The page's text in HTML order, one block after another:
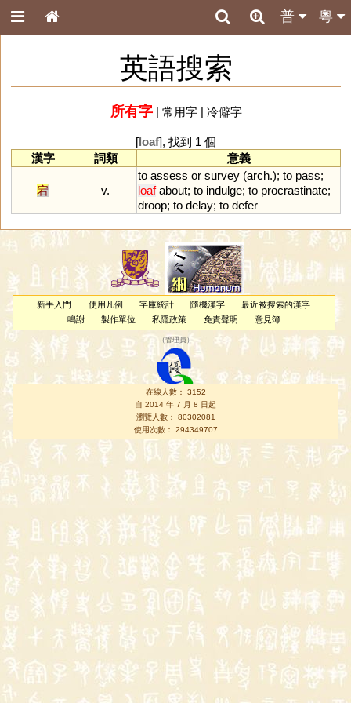
粵
普
英語搜索
所有字| 常用字| 冷僻字
[loaf], 找到 1 個
漢字
詞類 意義
宕 v.
to assess or survey (arch.); to pass;
loaf about; to indulge; to procrastinate;
droop; to delay; to defer
新手入門 使用凡例 字庫統計 隨機漢字
最近被搜索的漢字
鳴謝
製作單位 私隱政策 免責聲明 意見簿
（管理員 ）
在線人數： 3152
自 2014 年 7 月 8 日起
瀏覽人數： 80302081
使用次數： 294349707